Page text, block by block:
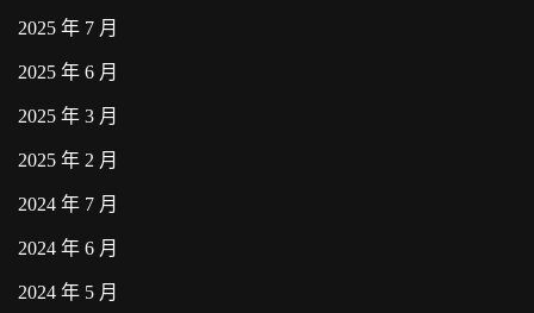
2025 年 7 月
2025 年 6 月
2025 年 3 月
2025 年 2 月
2024 年 7 月
2024 年 6 月
2024 年 5 月